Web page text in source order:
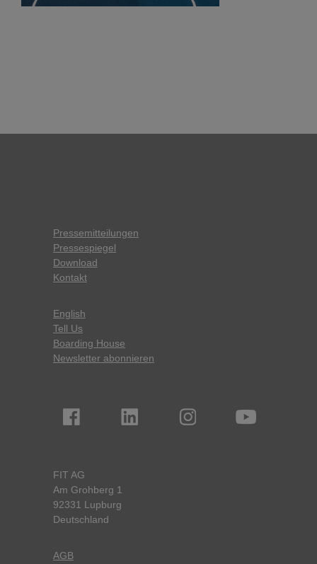
Pressemitteilungen
Pressespiegel
Download
Kontakt
English
Tell Us
Boarding House
Newsletter abonnieren
FIT AG
Am Grohberg 1
92331 Lupburg
Deutschland
AGB